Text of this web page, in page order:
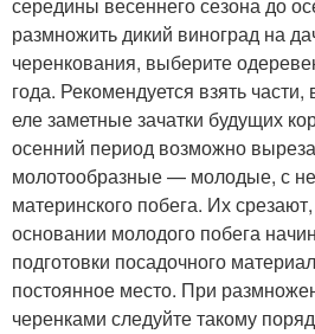
середины весеннего сезона до
размножить дикий виноград на
черенкования, выберите
года. Рекомендуется взять части,
еле заметные зачатки будущих
осенний период возможно
молотообразные — молодые, с
материнского побега. Их срезают,
основании молодого побега
подготовки посадочного
постоянное место. При
черенками следуйте такому